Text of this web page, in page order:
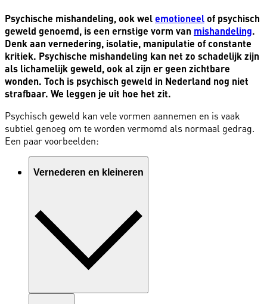
Psychische mishandeling, ook welemotioneelof psychisch
geweld genoemd, is een ernstige vorm van mishandeling.
Denk aan vernedering, isolatie, manipulatie of constante
kritiek. Psychische mishandeling kan net zo schadelijk zijn
als lichamelijk geweld, ook al zijn er geen zichtbare
wonden. Toch is psychisch geweld in Nederland nog niet
strafbaar. We leggen je uit hoe het zit.
Psychisch geweld kan vele vormen aannemen en is vaak
subtiel genoeg om te worden vermomd als normaal gedrag.
Een paar voorbeelden:
Vernederen en kleineren